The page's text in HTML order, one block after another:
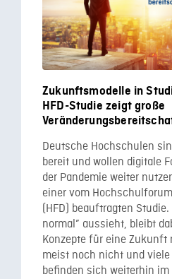
Zukunftsmodelle in
HFD-Studie zeigt große
Deutsche Hochschulen
bereit und wollen digitale
der Pandemie weiter
einer vom
(HFD) beauftragten Studie.
normal” aussieht, bleibt
Konzepte für eine Zukunft
meist noch nicht und
befinden sich weiterhin